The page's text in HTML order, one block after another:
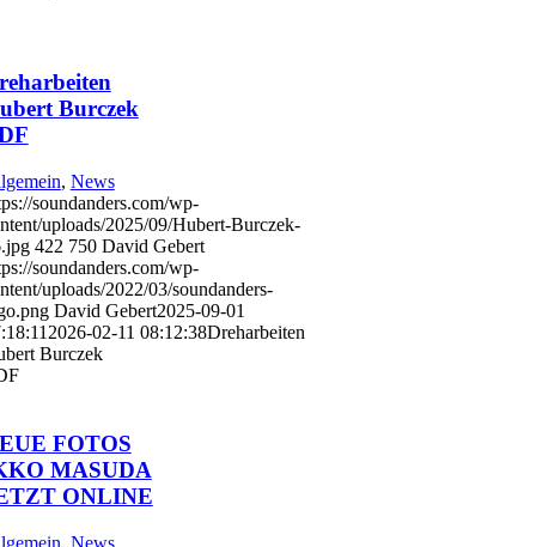
Burczek
, News
soundanders.com/wp-
uploads/2025/09/Hubert-Burczek-
422 750 David Gebert
soundanders.com/wp-
uploads/2022/03/soundanders-
David Gebert2025-09-01
2026-02-11 08:12:38Dreharbeiten
Burczek
FOTOS
MASUDA
ONLINE
, News